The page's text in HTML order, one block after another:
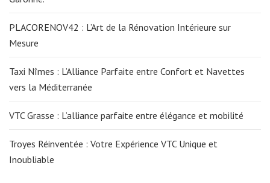
PLACORENOV42 : L’Art de la Rénovation Intérieure sur
Mesure
Taxi Nîmes : L’Alliance Parfaite entre Confort et Navettes
vers la Méditerranée
VTC Grasse : L’alliance parfaite entre élégance et mobilité
Troyes Réinventée : Votre Expérience VTC Unique et
Inoubliable